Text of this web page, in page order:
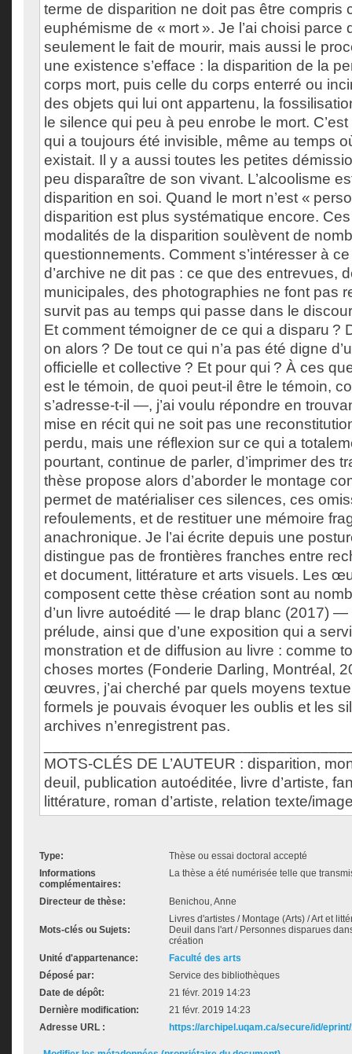
terme de disparition ne doit pas être compris
euphémisme de « mort ». Je l’ai choisi parce
seulement le fait de mourir, mais aussi le
une existence s’efface : la disparition de la
corps mort, puis celle du corps enterré ou
des objets qui lui ont appartenu, la
le silence qui peu à peu enrobe le mort.
qui a toujours été invisible, même au temps
existait. Il y a aussi toutes les petites
peu disparaître de son vivant. L’alcoolisme
disparition en soi. Quand le mort n’est «
disparition est plus systématique encore.
modalités de la disparition soulèvent de
questionnements. Comment s’intéresser à
d’archive ne dit pas : ce que des entrevues,
municipales, des photographies ne font pas
survit pas au temps qui passe dans le
Et comment témoigner de ce qui a disparu ?
on alors ? De tout ce qui n’a pas été digne
officielle et collective ? Et pour qui ? À ces
est le témoin, de quoi peut-il être le témoin,
s’adresse-t-il —, j’ai voulu répondre en
mise en récit qui ne soit pas une
perdu, mais une réflexion sur ce qui a
pourtant, continue de parler, d’imprimer des
thèse propose alors d’aborder le montage
permet de matérialiser ces silences, ces
refoulements, et de restituer une mémoire
anachronique. Je l’ai écrite depuis une
distingue pas de frontières franches entre
et document, littérature et arts visuels. Les
composent cette thèse création sont au
d’un livre autoédité — le drap blanc (2017) —
prélude, ainsi que d’une exposition qui a
monstration et de diffusion au livre : comme
choses mortes (Fonderie Darling, Montréal,
œuvres, j’ai cherché par quels moyens
formels je pouvais évoquer les oublis et les
archives n’enregistrent pas.
MOTS-CLÉS DE L’AUTEUR : disparition,
deuil, publication autoéditée, livre d’artiste,
littérature, roman d’artiste, relation texte/
Type:
Thèse ou essai doctoral accepté
Informations
complémentaires:
La thèse a été numérisée telle que
Directeur de thèse: Benichou, Anne
Mots-clés ou Sujets:
Livres d'artistes / Montage (Arts) / Art et
Deuil dans l'art / Personnes disparues
création
Unité d'appartenance:
Faculté des arts
Déposé par:
Service des bibliothèques
Date de dépôt:
21 févr. 2019 14:23
Dernière modification:
21 févr. 2019 14:23
Adresse URL :
https://archipel.uqam.ca/secure/id/